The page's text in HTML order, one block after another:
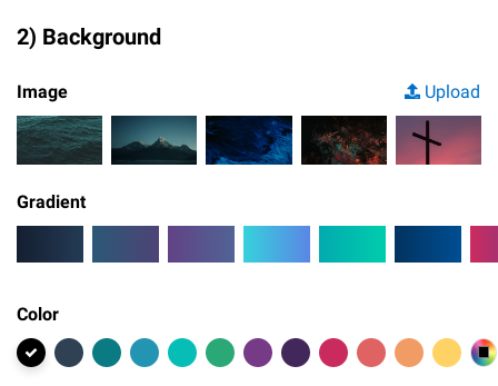
2) Background
Image Upload
Gradient
Color